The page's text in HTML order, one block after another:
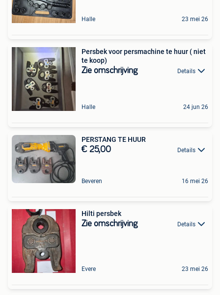
Halle 23 mei 26
Persbek voor persmachine te huur ( niet
te koop)
Zie omschrijving Details
Halle 24 jun 26
PERSTANG TE HUUR
€ 25,00 Details
Beveren 16 mei 26
Hilti persbek
Zie omschrijving Details
Evere 23 mei 26